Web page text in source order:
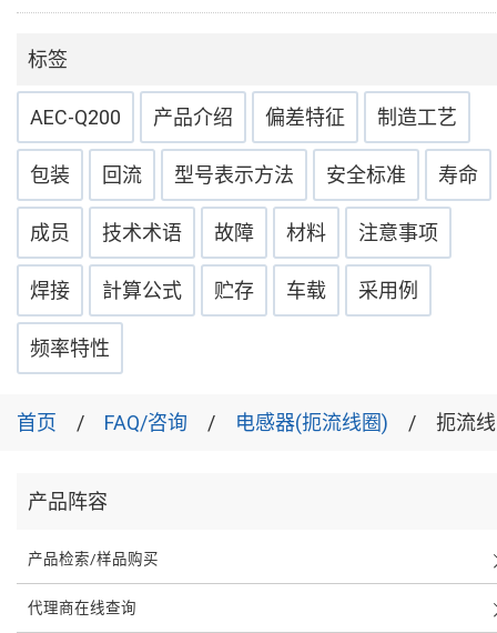
标签
AEC-Q200 产品介绍 偏差特征 制造工艺
包装 回流 型号表示方法 安全标准 寿命
成员 技术术语 故障 材料 注意事项
焊接 計算公式 贮存 车载 采用例
频率特性
首页 FAQ/咨询 电感器(扼流线圈) 扼流
产品阵容
产品检索/样品购买
代理商在线查询